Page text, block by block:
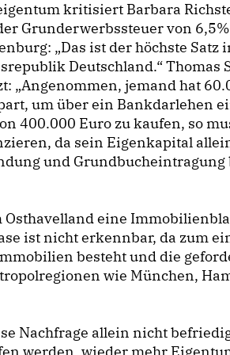
kritisiert Barbara
Grunderwerbssteuer von
„Das ist der höchste Satz
Deutschland.“ Thomas
„Angenommen, jemand hat
um über ein Bankdarlehen
400.000 Euro zu kaufen, so
da sein Eigenkapital
und Grundbucheintragung
Osthavelland eine
ist nicht erkennbar, da zum
besteht und die
wie München,
Nachfrage allein nicht
werden, wieder mehr